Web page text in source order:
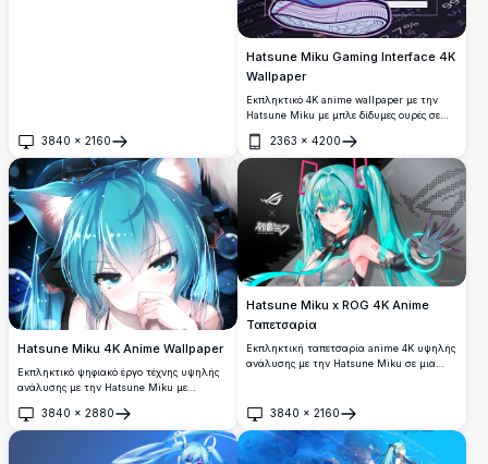
3840 × 2160
Άνοιγμα
Hatsune Miku Gaming Interface 4K
Wallpaper
Εκπληκτικό 4K anime wallpaper με την
Hatsune Miku με μπλε δίδυμες ουρές σε
κιθάρα ενάντια σε ένα φουτουριστικό
ψηφιακό περιβάλlon διεπαφής. Τέλειο
υψηλής ανάλυσης desktop wallpaper με
ζωντανή μωβ και μπλε cyberpunk
αισθητική για τους λάτρεις του anime.
2363 × 4200
Άνοιγμα
Hatsune Miku 4K Anime Wallpaper
Εκπληκτικό ψηφιακό έργο τέχνης υψηλής
ανάλυσης με την Hatsune Miku με
συναρπαστικά γαλάζια μάτια. Αυτό το
premium anime wallpaper παρουσιάζει
όμορφα εφέ φωτισμού, λεπτομερή
3840 × 2880
Άνοιγμα
Hatsune Miku x ROG 4K Anime
Ταπετσαρία
Εκπληκτική ταπετσαρία anime 4K υψηλής
ανάλυσης με την Hatsune Miku σε μια
τεχνολογικό ντύσιμο με λαμπερές κυανές
λεπτομέρειες, παρουσιάζοντας έναν τέλειο
συνδυασμό μουσικής και gaming
κουλτούρας.
3840 × 2160
Άνοιγμα